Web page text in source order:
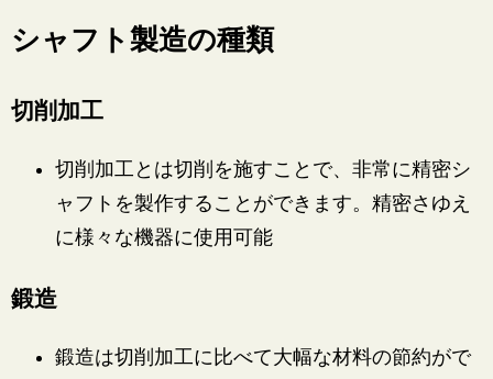
シャフト製造の種類
切削加工
切削加工とは切削を施すことで、非常に精密シ
ャフトを製作することができます。精密さゆえ
に様々な機器に使用可能
鍛造
鍛造は切削加工に比べて大幅な材料の節約がで